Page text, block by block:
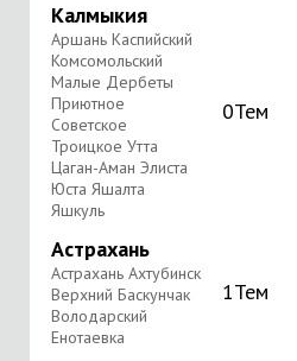
Калмыкия
Аршань Каспийский
Комсомольский
Малые Дербеты
Приютное
Советское
Троицкое Утта
Цаган-Аман Элиста
Юста Яшалта
Яшкуль
0Тем
Астрахань
Астрахань Ахтубинск
Верхний Баскунчак
Володарский
Енотаевка
1Тем